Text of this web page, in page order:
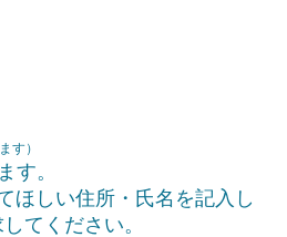
す）
す。
ほしい住所・氏名を記入し
てください。